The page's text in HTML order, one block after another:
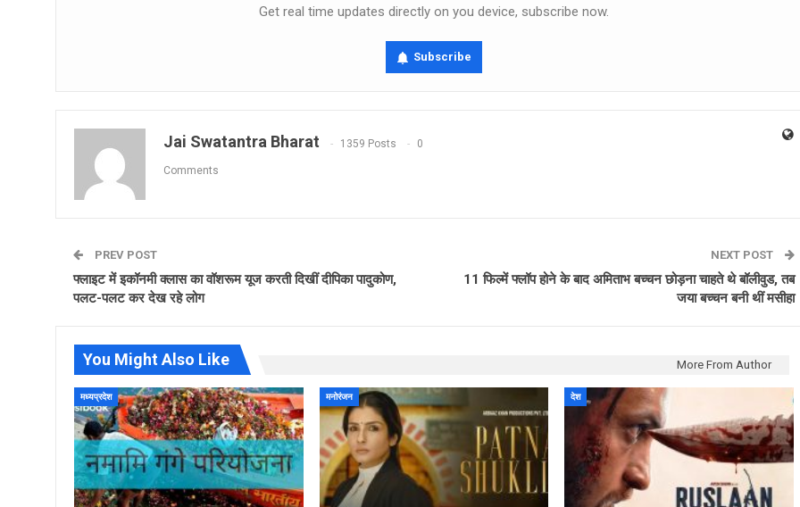
Get real time updates directly on you device, subscribe now.
Subscribe
Jai Swatantra Bharat 1359 Posts 0
Comments
PREV POST
फ्लाइट में इकॉनमी क्लास का वॉशरूम यूज करती दिखीं दीपिका पादुकोण,
पलट-पलट कर देख रहे लोग
NEXT POST
11 फिल्में फ्लॉप होने के बाद अमिताभ बच्चन छोड़ना चाहते थे बॉलीवुड, तब
जया बच्चन बनी थीं मसीहा
You Might Also Like More From Author
मध्यप्रदेश मनोरंजन देश